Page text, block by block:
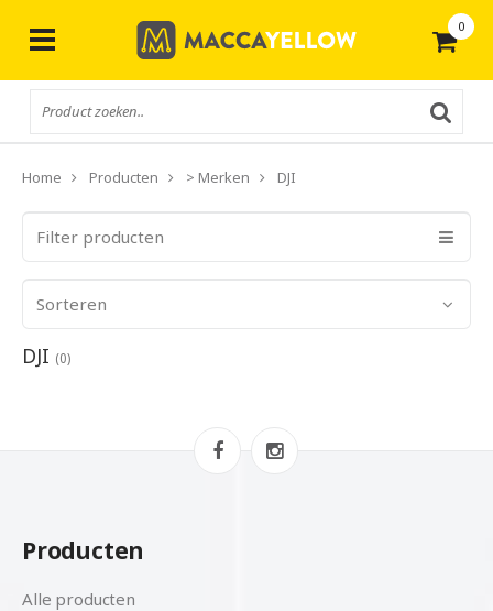
0
Home Producten > Merken DJI
Filter producten
Sorteren
DJI (0)
Producten
Alle producten